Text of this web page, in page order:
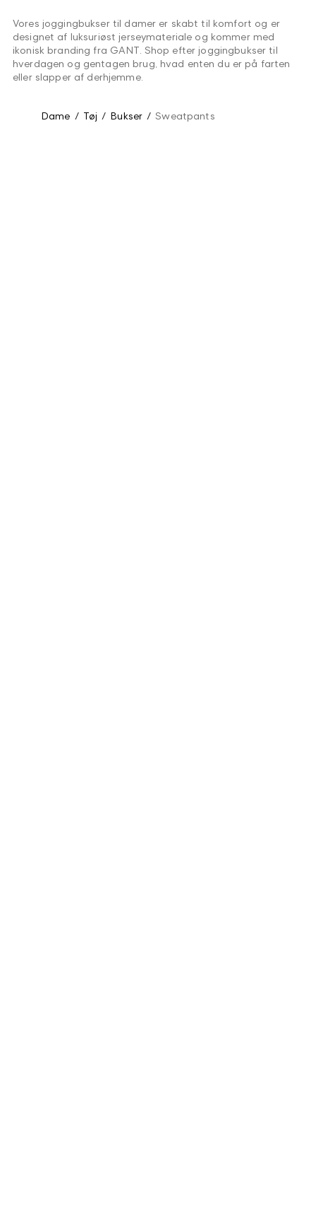
Vores joggingbukser til damer er skabt til komfort og er
designet af luksuriøst jerseymateriale og kommer med
ikonisk branding fra GANT. Shop efter joggingbukser til
hverdagen og gentagen brug, hvad enten du er på farten
eller slapper af derhjemme.
Dame / Tøj / Bukser / Sweatpants